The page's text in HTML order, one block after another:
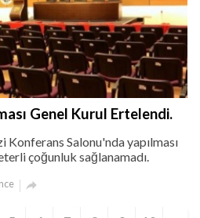
Genel Kurul Ertelendi.
Salonu'nda yapılması
çoğunluk sağlanamadı.
